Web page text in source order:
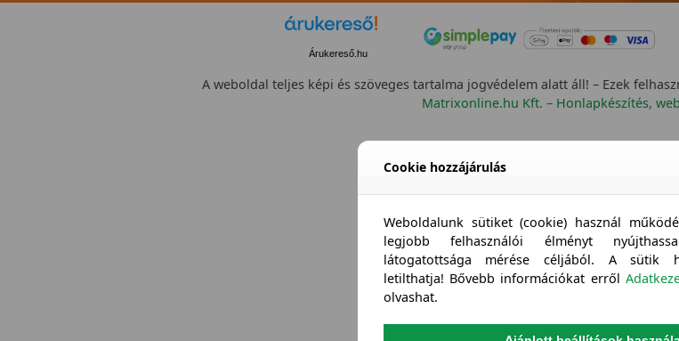
Árukereső.hu
A weboldal teljes képi és szöveges tartalma jogvédelem alatt áll! – Ezek
Matrixonline.hu Kft. – Honlapkészítés,
Cookie hozzájárulás
Weboldalunk sütiket (cookie) használ
legjobb felhasználói élményt
látogatottsága mérése céljából. A sütik
letilthatja! Bővebb információkat erről
olvashat.